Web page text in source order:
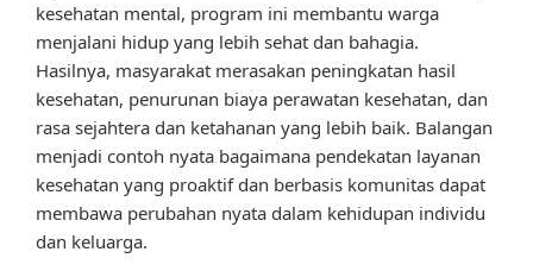
kesehatan mental, program ini membantu warga
menjalani hidup yang lebih sehat dan bahagia.
Hasilnya, masyarakat merasakan peningkatan hasil
kesehatan, penurunan biaya perawatan kesehatan, dan
rasa sejahtera dan ketahanan yang lebih baik. Balangan
menjadi contoh nyata bagaimana pendekatan layanan
kesehatan yang proaktif dan berbasis komunitas dapat
membawa perubahan nyata dalam kehidupan individu
dan keluarga.